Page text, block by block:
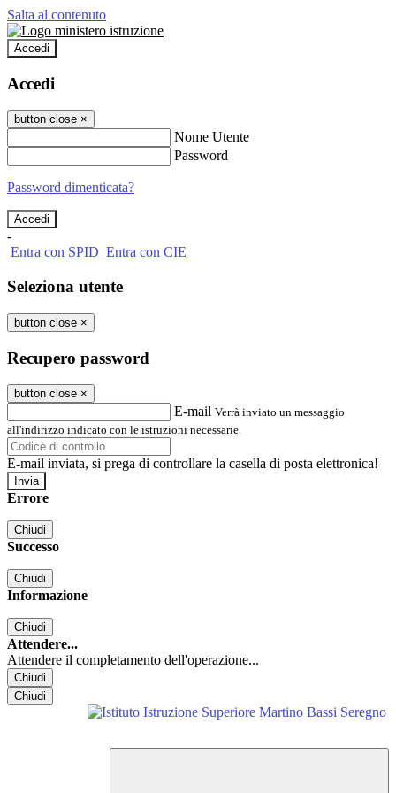
Salta al contenuto
Accedi
Accedi
button close ×
Nome Utente
Password
Password dimenticata?
-
Entra con SPID Entra con CIE
Seleziona utente
button close ×
Recupero password
button close ×
E-mail Verrà inviato un messaggio
all'indirizzo indicato con le istruzioni necessarie.
E-mail inviata, si prega di controllare la casella di posta elettronica!
Errore
Chiudi
Successo
Chiudi
Informazione
Chiudi
Attendere...
Attendere il completamento dell'operazione...
Chiudi
Chiudi